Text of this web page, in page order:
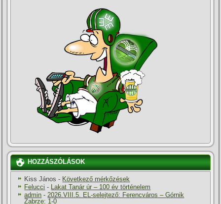
HOZZÁSZÓLÁSOK
Kiss János - Következő mérkőzések
Felucci - Lakat Tanár úr – 100 év történelem
admin -2026.VIII.5. EL-selejtező: Ferencváros – Górnik
Zabrze: 1-0